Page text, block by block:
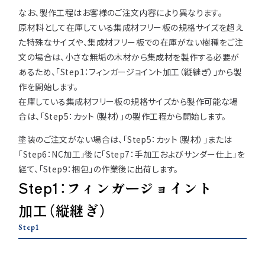
お支払いについて
注意事項とよくある質問
新生活 アイディア作品・クラフト
フォトコンテスト その他
なお、製作工程はお客様のご注文内容により異なります。
原材料として在庫している集成材フリー板の規格サイズを超え
た特殊なサイズや、集成材フリー板での在庫がない樹種をご注
文の場合は、小さな無垢の木材から集成材を製作する必要が
あるため、「Step1：フィンガージョイント加工（縦継ぎ）」から製
作を開始します。
在庫している集成材フリー板の規格サイズから製作可能な場
合は、「Step5：カット（製材）」の製作工程から開始します。
塗装のご注文がない場合は、「Step5：カット（製材）」または
「Step6：NC加工」後に「Step7：手加工およびサンダー仕上」を
経て、「Step9：梱包」の作業後に出荷します。
Step1：フィンガージョイント
加工（縦継ぎ）
Step1